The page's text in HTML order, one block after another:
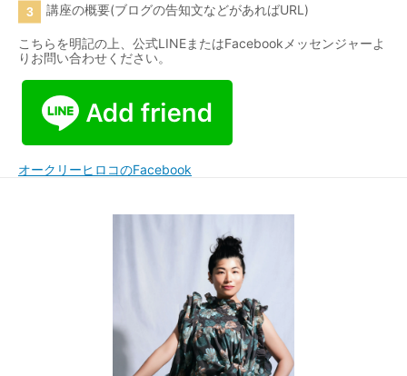
講座の概要(ブログの告知文などがあればURL)
こちらを明記の上、公式LINEまたはFacebookメッセンジャーよ
りお問い合わせください。
オークリーヒロコのFacebook